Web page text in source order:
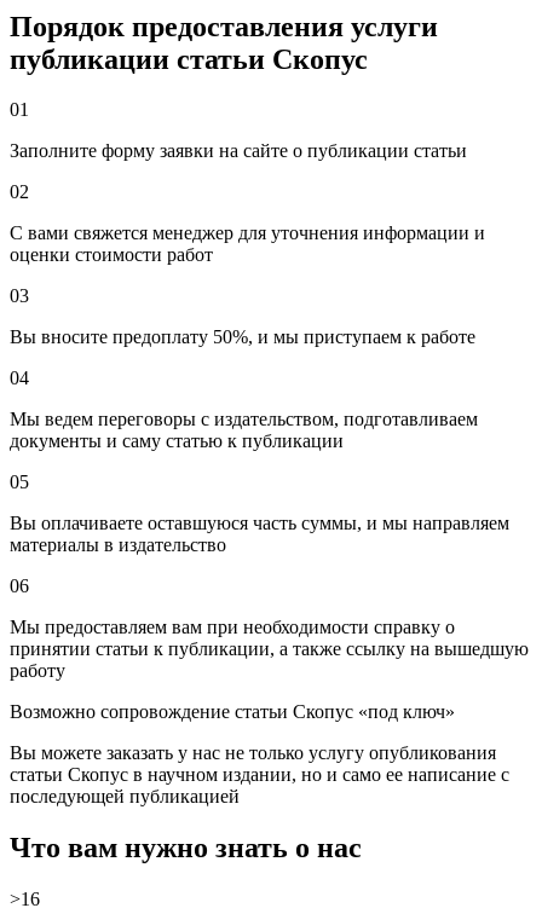
Порядок предоставления услуги
публикации статьи Скопус
01
Заполните форму заявки на сайте о публикации статьи
02
С вами свяжется менеджер для уточнения информации и
оценки стоимости работ
03
Вы вносите предоплату 50%, и мы приступаем к работе
04
Мы ведем переговоры с издательством, подготавливаем
документы и саму статью к публикации
05
Вы оплачиваете оставшуюся часть суммы, и мы направляем
материалы в издательство
06
Мы предоставляем вам при необходимости справку о
принятии статьи к публикации, а также ссылку на вышедшую
работу
Возможно сопровождение статьи Скопус «под ключ»
Вы можете заказать у нас не только услугу опубликования
статьи Скопус в научном издании, но и само ее написание с
последующей публикацией
Что вам нужно знать о нас
>16